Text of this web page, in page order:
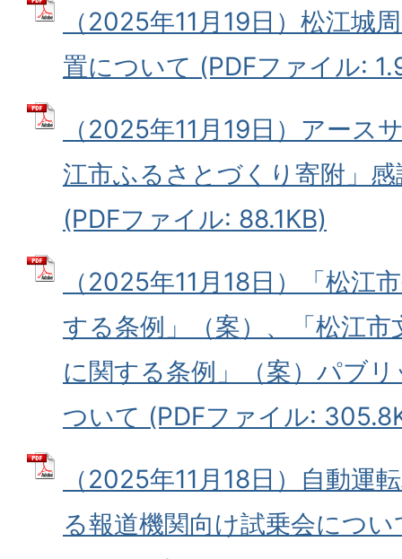
（2025年11月19日）松江城
置について (PDFファイル:
（2025年11月19日）アース
江市ふるさとづくり寄附」
(PDFファイル: 88.1KB)
（2025年11月18日）「松江
する条例」（案）、「松江
に関する条例」（案）パブ
ついて (PDFファイル:
（2025年11月18日）自動運
る報道機関向け試乗会につ